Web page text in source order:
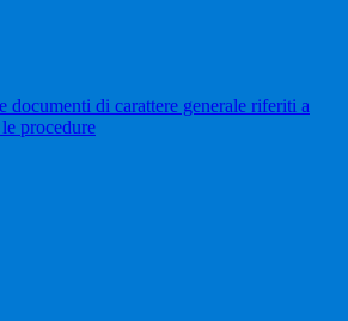
documenti di carattere generale riferiti a
procedure